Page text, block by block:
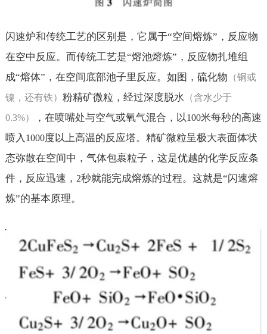
闪速炉和传统工艺的区别是，它属于“空间熔炼”，反应物
在空中反应。而传统工艺是“熔池熔炼”，反应物扎堆组
成“熔体”，在空间底部池子里反应。如图，硫化物 （铜或
镍，还有铁） 粉精矿微粒，经过深度脱水 （含水少于
0.3%） ，在喷嘴处与空气或氧气混合，以100米每秒的高速
喷入 1000度以上高温的反应塔。精矿微粒呈极大表面体状
态弥散在空间中，气体包裹粒子，这是优越的化学反应条
件，反应迅速， 2秒就能完成熔炼的过程。这就是“闪速熔
炼”的基本原理。